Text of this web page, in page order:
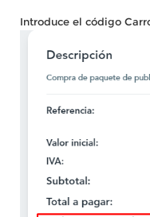
Introduce el código